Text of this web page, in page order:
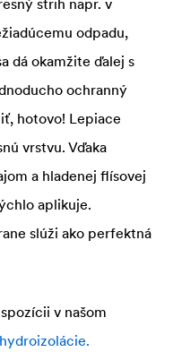
odpadu,
dá okamžite ďalej s
ochranný
hotovo! Lepiace
vrstvu. Vďaka
a hladenej flísovej
aplikuje.
slúži ako perfektná
v našom